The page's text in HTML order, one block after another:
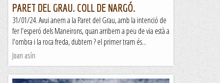
PARET DEL GRAU. COLL DE NARGÓ.
31/01/24. Avui anem a la Paret del Grau, amb la intenció de
fer l'esperó dels Maneirons, quan arribem a peu de via està a
l'ombra i la roca freda, dubtem ? el primer tram és...
Joan asín